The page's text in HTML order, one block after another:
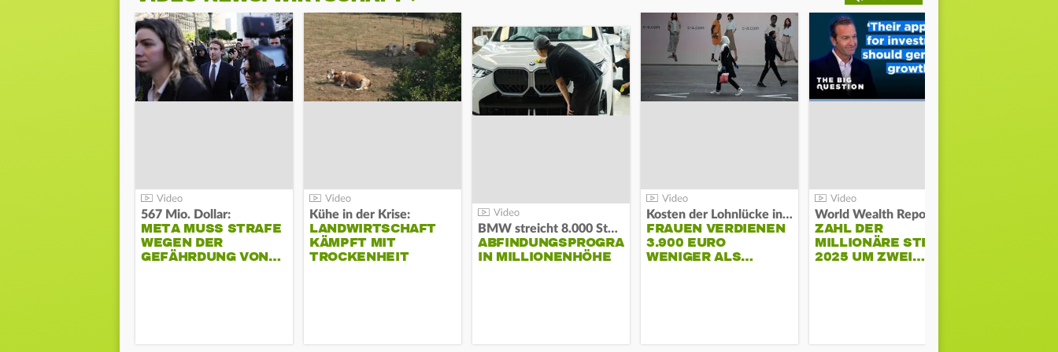
567 Mio. Dollar:
META MUSS STRAFE
WEGEN DER
GEFÄHRDUNG VON…
Kühe in der Krise:
LANDWIRTSCHAFT
KÄMPFT MIT
TROCKENHEIT
BMW streicht 8.000 Stellen:
ABFINDUNGSPROGRAMM
IN MILLIONENHÖHE
Kosten der Lohnlücke in der EU:
FRAUEN VERDIENEN
3.900 EURO
WENIGER ALS…
World Wealth Report:
ZAHL DER
MILLIONÄRE STEIGT
2025 UM ZWEI…